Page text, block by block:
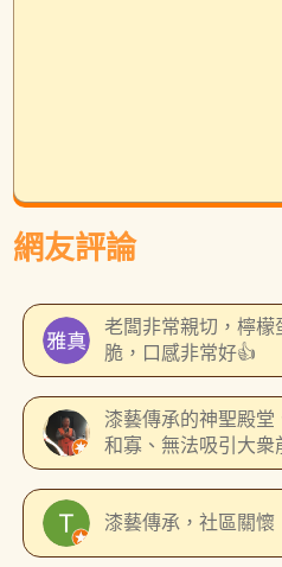
網友評論
老闆非常親切，檸檬
脆，口感非常好👍
漆藝傳承的神聖殿
和寡、無法吸引大衆
識
漆藝傳承，社區關懷